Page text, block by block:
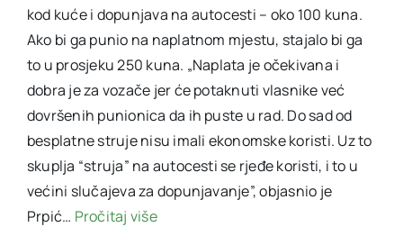
kod kuće i dopunjava na autocesti – oko 100 kuna.
Ako bi ga punio na naplatnom mjestu, stajalo bi ga
to u prosjeku 250 kuna. „Naplata je očekivana i
dobra je za vozače jer će potaknuti vlasnike već
dovršenih punionica da ih puste u rad. Do sad od
besplatne struje nisu imali ekonomske koristi. Uz to
skuplja “struja” na autocesti se rjeđe koristi, i to u
većini slučajeva za dopunjavanje”, objasnio je
Prpić… Pročitaj više